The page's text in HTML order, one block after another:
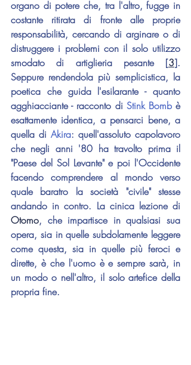
organo di potere che, tra l'altro, fugge in
costante ritirata di fronte alle proprie
responsabilità, cercando di arginare o di
distruggere i problemi con il solo utilizzo
smodato di artiglieria pesante [3].
Seppure rendendola più semplicistica, la
poetica che guida l'esilarante - quanto
agghiacciante - racconto di Stink Bomb è
esattamente identica, a pensarci bene, a
quella di Akira: quell'assoluto capolavoro
che negli anni '80 ha travolto prima il
"Paese del Sol Levante" e poi l'Occidente
facendo comprendere al mondo verso
quale baratro la società "civile" stesse
Otomo, che impartisce in qualsiasi sua
opera, sia in quelle subdolamente leggere
come questa, sia in quelle più feroci e
dirette, è che l'uomo è e sempre sarà, in
un modo o nell'altro, il solo artefice della
propria fine.